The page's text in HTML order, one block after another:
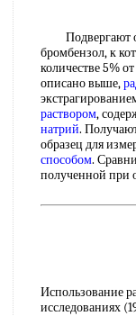
Подвергают
бромбензол, к
количестве 5%
описано выше,
раствором,
натрий.
образец для
способом.
полученной при
Использование
исследованиях